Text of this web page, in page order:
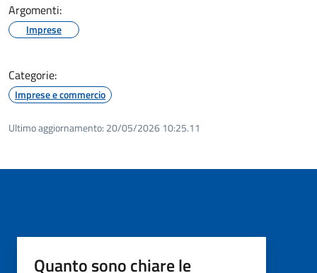
Argomenti:
Imprese
Categorie:
Imprese e commercio
Ultimo aggiornamento: 20/05/2026 10:25.11
Quanto sono chiare le